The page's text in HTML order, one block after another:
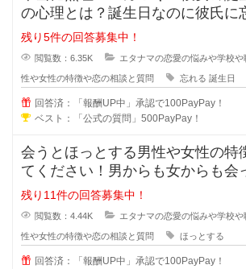
の心理とは？誕生日なのに彼氏に
しくなってしまいますよね。忘れて
残り5件の回答募集中！
閲覧数：6.35K エタナマの恋愛の悩みや学校
性や女性の特徴や恋の相談と質問 忘れる 誕生日
回答済：「報酬UP中」承認で100PayPay！
ベスト：「公式の質問」500PayPay！
会うとほっとする男性や女性の特
てください！男からも女からも会
かほっとする女の人や男の人ってい
残り11件の回答募集中！
閲覧数：4.44K エタナマの恋愛の悩みや学校
性や女性の特徴や恋の相談と質問 ほっとする
回答済：「報酬UP中」承認で100PayPay！